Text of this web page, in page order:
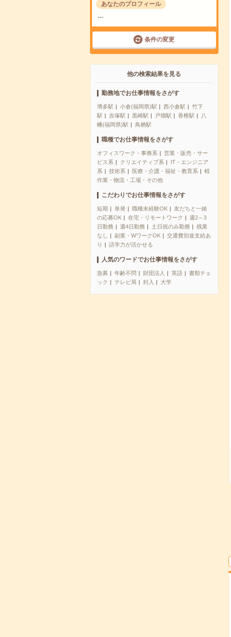
あなたのプロフィール
---
条件の変更
他の検索結果を見る
勤務地でお仕事情報をさがす
博多駅 小倉(福岡県)駅 西小倉駅
竹下
駅
吉塚駅 黒崎駅 戸畑駅 香椎駅
八
幡(福岡県)駅
鳥栖駅
職種でお仕事情報をさがす
オフィスワーク・事務系
営業・販売・サー
ビス系
クリエイティブ系
IT・エンジニア
系
技術系 医療・介護・福祉・教育系
軽
作業・物流・工場・その他
こだわりでお仕事情報をさがす
短期 単発 職種未経験OK
友だちと一緒
の応募OK
在宅・リモートワーク
週2～3
日勤務
週4日勤務 土日祝のみ勤務
残業
なし
副業・WワークOK
交通費別途支給あ
り
語学力が活かせる
人気のワードでお仕事情報をさがす
急募 年齢不問 財団法人 英語
書類チェ
ック
テレビ局 封入 大学